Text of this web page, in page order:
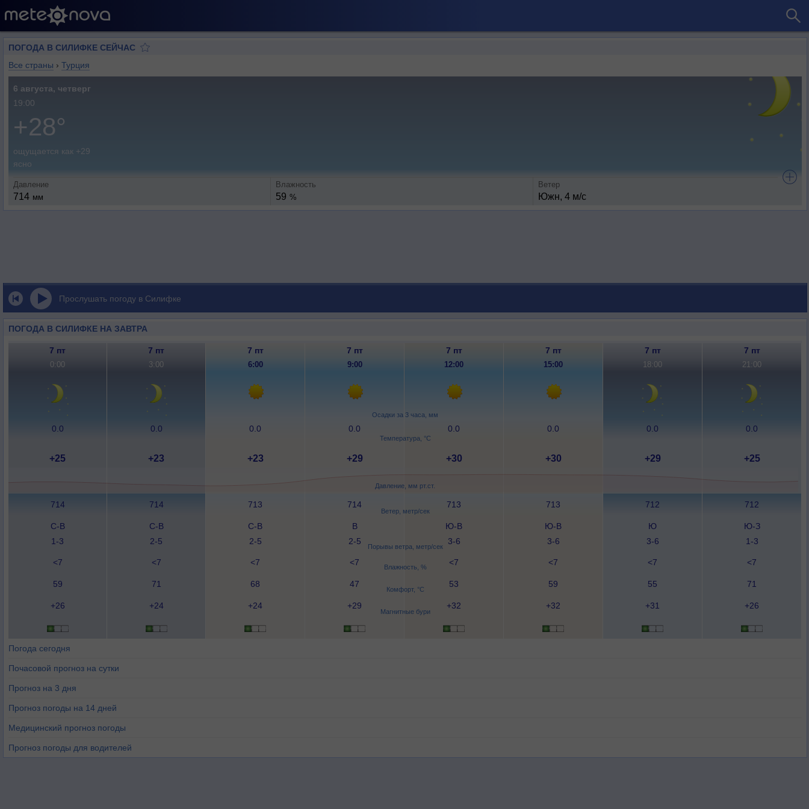
ПОГОДА В СИЛИФКЕ СЕЙЧАС
Все страны › Турция
6 августа, четверг
19:00
+28°
ощущается как +29
ясно
Давление
714 мм
Влажность
59 %
Ветер
Южн, 4 м/с
Прослушать погоду в Силифке
ПОГОДА В СИЛИФКЕ НА ЗАВТРА
Осадки за 3 часа, мм
Температура, °C
Давление, мм рт.ст.
Ветер, метр/сек
Порывы ветра, метр/сек
Влажность, %
Комфорт, °C
Магнитные бури
7 пт 7 пт 7 пт 7 пт 7 пт 7 пт 7 пт 7 пт
0:00 3:00 6:00 9:00 12:00 15:00 18:00 21:00
0.0 0.0 0.0 0.0 0.0 0.0 0.0 0.0
+25 +23 +23 +29 +30 +30 +29 +25
714 714 713 714 713 713 712 712
С-В
1-3
С-В
2-5
С-В
2-5
В
2-5
Ю-В
3-6
Ю-В
3-6
Ю
3-6
Ю-З
1-3
<7 <7 <7 <7 <7 <7 <7 <7
59 71 68 47 53 59 55 71
+26 +24 +24 +29 +32 +32 +31 +26
Погода сегодня
Почасовой прогноз на сутки
Прогноз на 3 дня
Прогноз погоды на 14 дней
Медицинский прогноз погоды
Прогноз погоды для водителей